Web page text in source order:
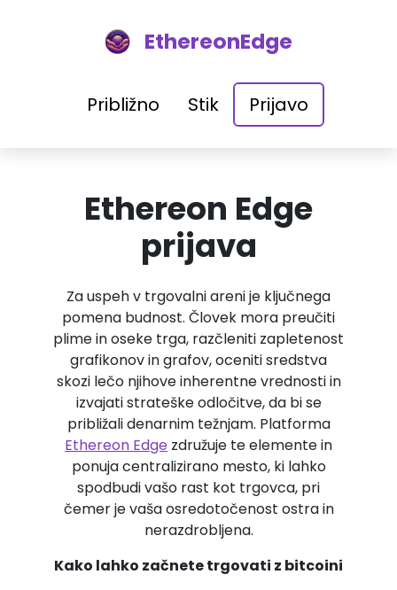
EthereonEdge
Približno Stik Prijavo
Ethereon Edge
prijava
Za uspeh v trgovalni areni je ključnega
pomena budnost. Človek mora preučiti
plime in oseke trga, razčleniti zapletenost
grafikonov in grafov, oceniti sredstva
skozi lečo njihove inherentne vrednosti in
izvajati strateške odločitve, da bi se
približali denarnim težnjam. Platforma
Ethereon Edge združuje te elemente in
ponuja centralizirano mesto, ki lahko
spodbudi vašo rast kot trgovca, pri
čemer je vaša osredotočenost ostra in
nerazdrobljena.
Kako lahko začnete trgovati z bitcoini